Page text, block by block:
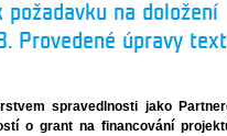
na doložení
Provedené úpravy
spravedlnosti jako
o grant na financování